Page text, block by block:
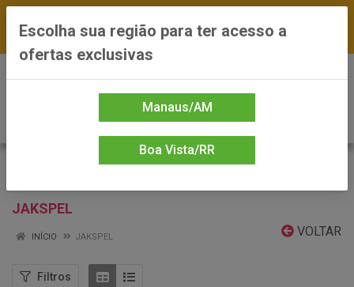
*Preços exclusivos do site — Entrega em até 24h
JAKSPEL
VOLTAR
INÍCIO JAKSPEL
Filtros
Escolha sua região para ter acesso a
ofertas exclusivas
Manaus/AM
Boa Vista/RR